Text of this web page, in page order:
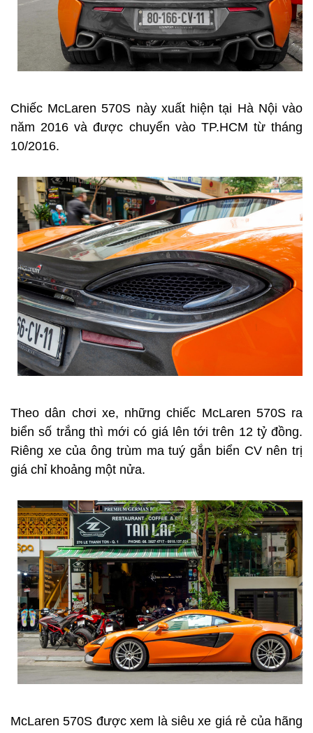
Chiếc McLaren 570S này xuất hiện tại Hà Nội vào
năm 2016 và được chuyển vào TP.HCM từ tháng
10/2016.
Theo dân chơi xe, những chiếc McLaren 570S ra
biển số trắng thì mới có giá lên tới trên 12 tỷ đồng.
Riêng xe của ông trùm ma tuý gắn biển CV nên trị
giá chỉ khoảng một nửa.
McLaren 570S được xem là siêu xe giá rẻ của hãng